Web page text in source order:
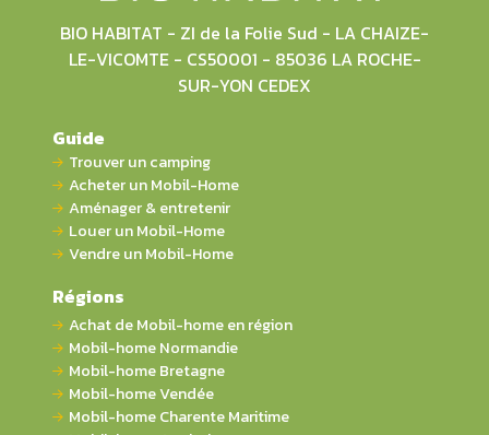
BIO HABITAT - ZI de la Folie Sud - LA CHAIZE-
LE-VICOMTE - CS50001 - 85036 LA ROCHE-
SUR-YON CEDEX
Guide
Trouver un camping
Acheter un Mobil-Home
Aménager & entretenir
Louer un Mobil-Home
Vendre un Mobil-Home
Régions
Achat de Mobil-home en région
Mobil-home Normandie
Mobil-home Bretagne
Mobil-home Vendée
Mobil-home Charente Maritime